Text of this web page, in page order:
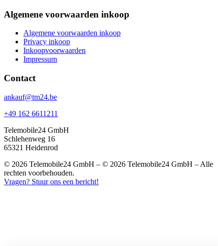
Algemene voorwaarden inkoop
Algemene voorwaarden inkoop
Privacy inkoop
Inkoopvoorwaarden
Impressum
Contact
ankauf@tm24.be
+49 162 6611211
Telemobile24 GmbH
Schlehenweg 16
65321 Heidenrod
© 2026 Telemobile24 GmbH – © 2026 Telemobile24 GmbH – Alle
rechten voorbehouden.
Vragen? Stuur ons een bericht!